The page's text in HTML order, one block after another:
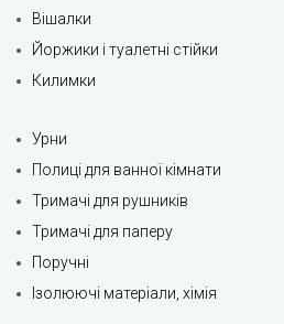
Вішалки
Йоржики і туалетні стійки
Килимки
Урни
Полиці для ванної кімнати
Тримачі для рушників
Тримачі для паперу
Поручні
Ізолюючі матеріали, хімія